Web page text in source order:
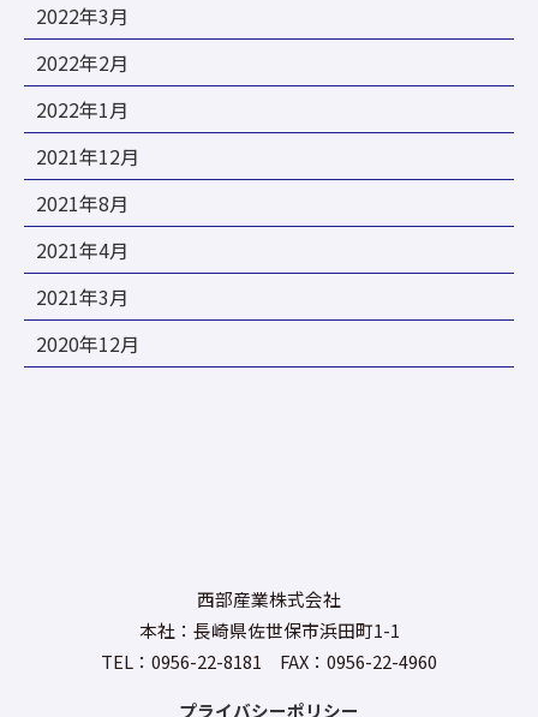
2022年3月
2022年2月
2022年1月
2021年12月
2021年8月
2021年4月
2021年3月
2020年12月
西部産業株式会社
本社：長崎県佐世保市浜田町1-1
TEL：0956-22-8181 FAX：0956-22-4960
プライバシーポリシー